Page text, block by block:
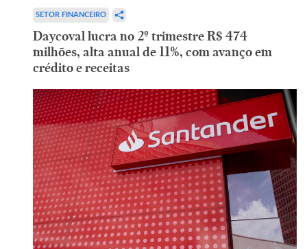
SETOR FINANCEIRO
Daycoval lucra no 2º trimestre R$ 474
milhões, alta anual de 11%, com avanço em
crédito e receitas